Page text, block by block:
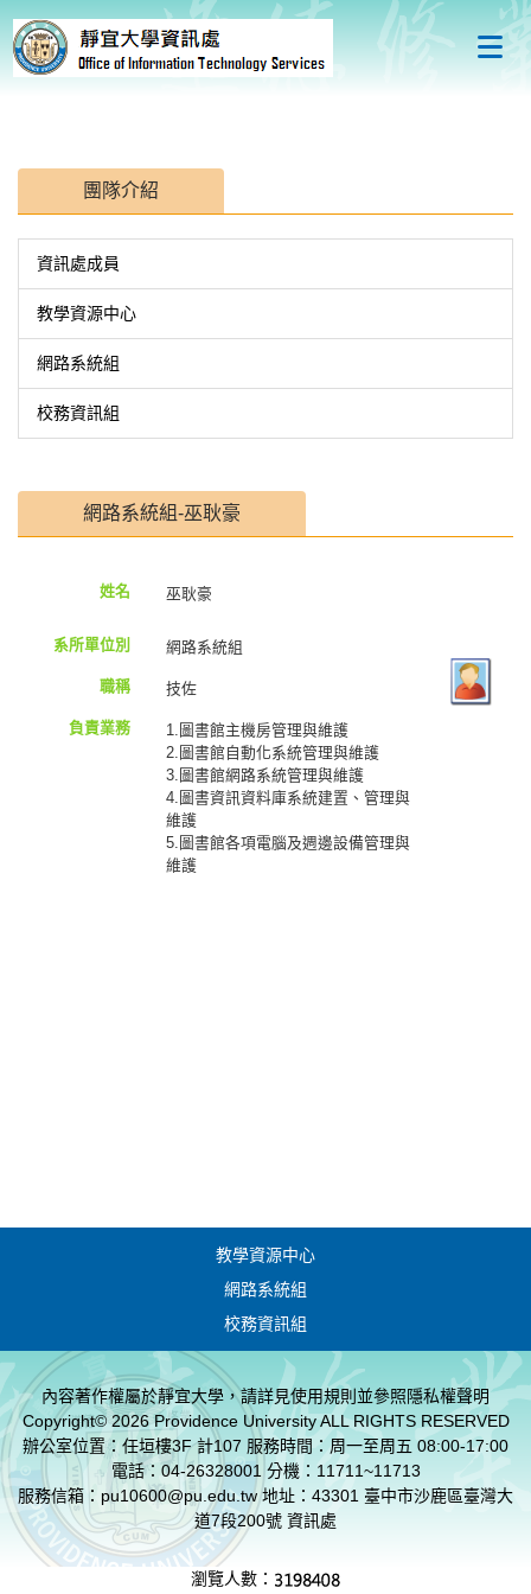
跳
到
主
區
團隊介紹
資訊處成員
教學資源中心
網路系統組
校務資訊組
網路系統組-巫耿豪
姓名 巫耿豪
系所單位別 網路系統組
職稱 技佐
負責業務
1.圖書館主機房管理與維護
2.圖書館自動化系統管理與維護
3.圖書館網路系統管理與維護
4.圖書資訊資料庫系統建置、管理與
維護
5.圖書館各項電腦及週邊設備管理與
維護
瀏覽人數：
教學資源中心
網路系統組
校務資訊組
內容著作權屬於靜宜大學，請詳見使用規則並參照隱私權聲明
Copyright© 2026 Providence University ALL RIGHTS RESERVED
辦公室位置：任垣樓3F 計107 服務時間：周一至周五 08:00-17:00
電話：04-26328001 分機：11711~11713
服務信箱：pu10600@pu.edu.tw 地址：43301 臺中市沙鹿區臺灣大
道7段200號 資訊處